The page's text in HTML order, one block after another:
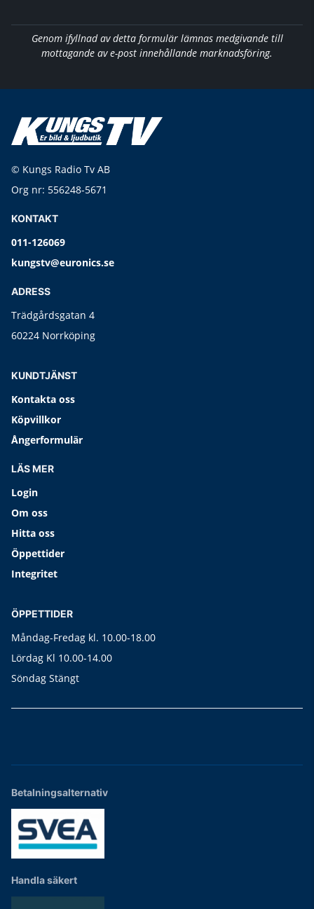
Genom ifyllnad av detta formulär lämnas medgivande till
mottagande av e-post innehållande marknadsföring.
© Kungs Radio Tv AB
Org nr: 556248-5671
KONTAKT
011-126069
kungstv@euronics.se
ADRESS
Trädgårdsgatan 4
60224 Norrköping
KUNDTJÄNST
Kontakta oss
Köpvillkor
Ångerformulär
LÄS MER
Login
Om oss
Hitta oss
Öppettider
Integritet
ÖPPETTIDER
Måndag-Fredag kl. 10.00-18.00
Lördag Kl 10.00-14.00
Söndag Stängt
Betalningsalternativ
Handla säkert